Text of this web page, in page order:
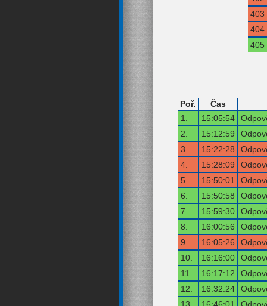
403
404
405
Poř.
Čas
1.
15:05:54
2.
15:12:59
3.
15:22:28
4.
15:28:09
5.
15:50:01
6.
15:50:58
7.
15:59:30
8.
16:00:56
9.
16:05:26
10.
16:16:00
11.
16:17:12
12.
16:32:24
13.
16:46:01